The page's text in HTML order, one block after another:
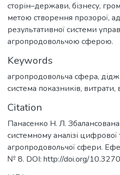
сторін–держави, бізнесу,
метою створення прозорої,
результативної системи
агропродовольчою сферою.
Keywords
агропродовольча сфера,
система показників, витрати,
Citation
Панасенко Н. Л.
системному аналізі
агропродовольчої сфери.
№ 8. DOI: http://doi.org/